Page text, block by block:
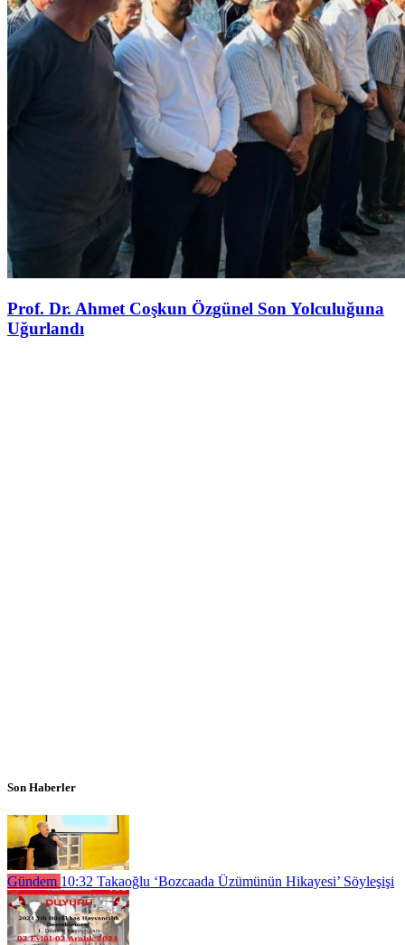
Prof. Dr. Ahmet Coşkun Özgünel Son Yolculuğuna
Uğurlandı
Son Haberler
Gündem 10:32 Takaoğlu ‘Bozcaada Üzümünün Hikayesi’ Söyleşişi